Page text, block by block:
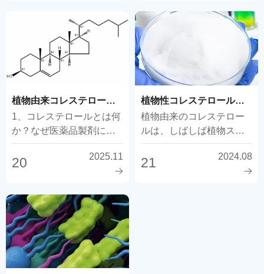
す...
植物由来コレステロール：動物由来の限界を打ち破り、医薬品添加物の安全性の新時代を切り開く
1、コレステロールとは何
か？なぜ医薬品製剤にお
いて重要なのか？ Q1：コ
レステロールの基本的な
20 2025.11
植物性コレステロールの用途は？
植物由来のコレステロー
ルは、しばしば植物ステ
ロール（β-シトステロー
ルなど）と呼ばれ、その
21 2024.08